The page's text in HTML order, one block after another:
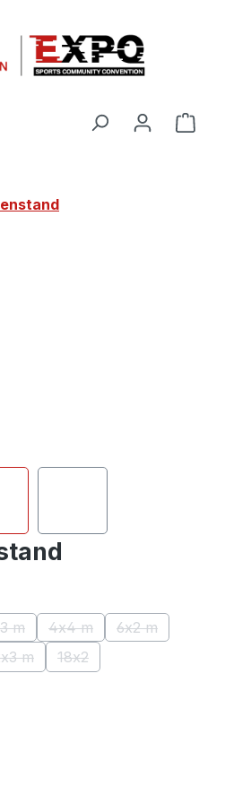
nicht verfügbar.)
ist zurzeit nicht verfügbar.)
m
(Diese Option ist zurzeit nicht
4x4 m
(Diese Option ist zurzeit
6x2 m
(Diese Option
nicht verfügbar.)
ist zurzeit nicht verfügbar.)
m
(Diese Option ist zurzeit nicht
18x2
(Diese Option ist zurzeit